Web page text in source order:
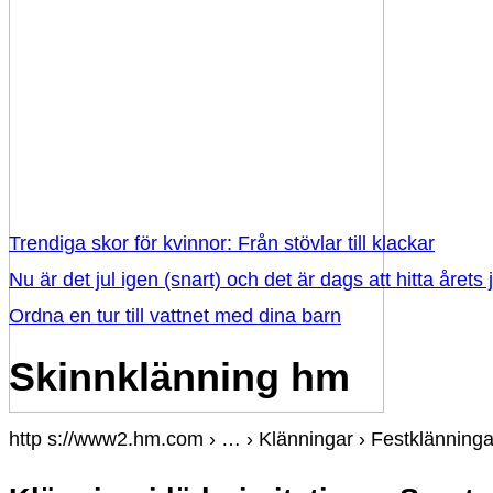
Trendiga skor för kvinnor: Från stövlar till klackar
Nu är det jul igen (snart) och det är dags att hitta årets
Ordna en tur till vattnet med dina barn
Skinnklänning hm
http s://www2.hm.com › … › Klänningar ›